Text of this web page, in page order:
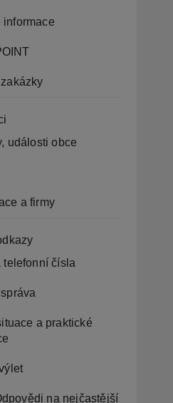
informace
události obce
a firmy
telefonní čísla
a praktické
na nejčastější